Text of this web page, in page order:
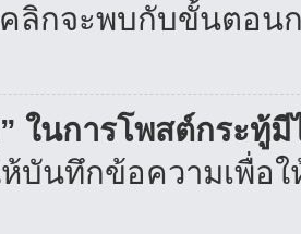
ลิกจะพบกับขั้นตอน
ในการโพสต์กระทู้มี
นทึกข้อความเพื่อใ